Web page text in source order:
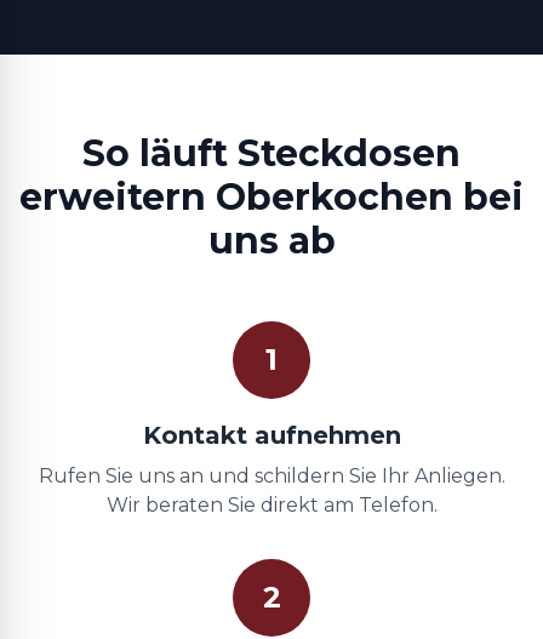
So läuft Steckdosen
erweitern Oberkochen bei
uns ab
1
Kontakt aufnehmen
Rufen Sie uns an und schildern Sie Ihr Anliegen.
Wir beraten Sie direkt am Telefon.
2